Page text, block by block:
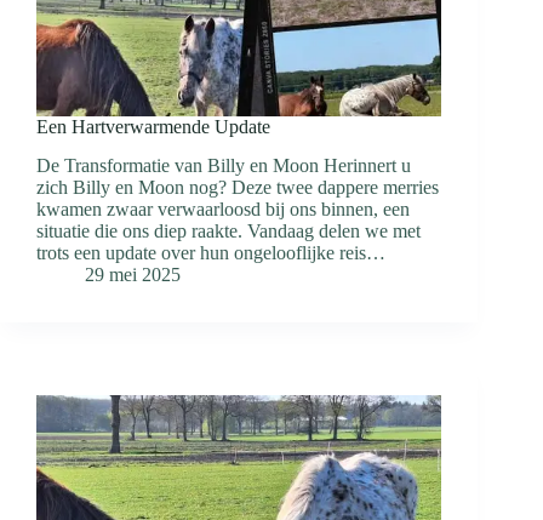
Een Hartverwarmende Update
De Transformatie van Billy en Moon Herinnert u
zich Billy en Moon nog? Deze twee dappere merries
kwamen zwaar verwaarloosd bij ons binnen, een
situatie die ons diep raakte. Vandaag delen we met
trots een update over hun ongelooflijke reis…
29 mei 2025